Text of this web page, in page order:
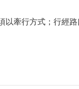
牽行方式；行經